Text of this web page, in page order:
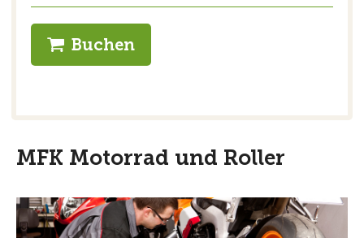
Buchen
MFK Motorrad und Roller